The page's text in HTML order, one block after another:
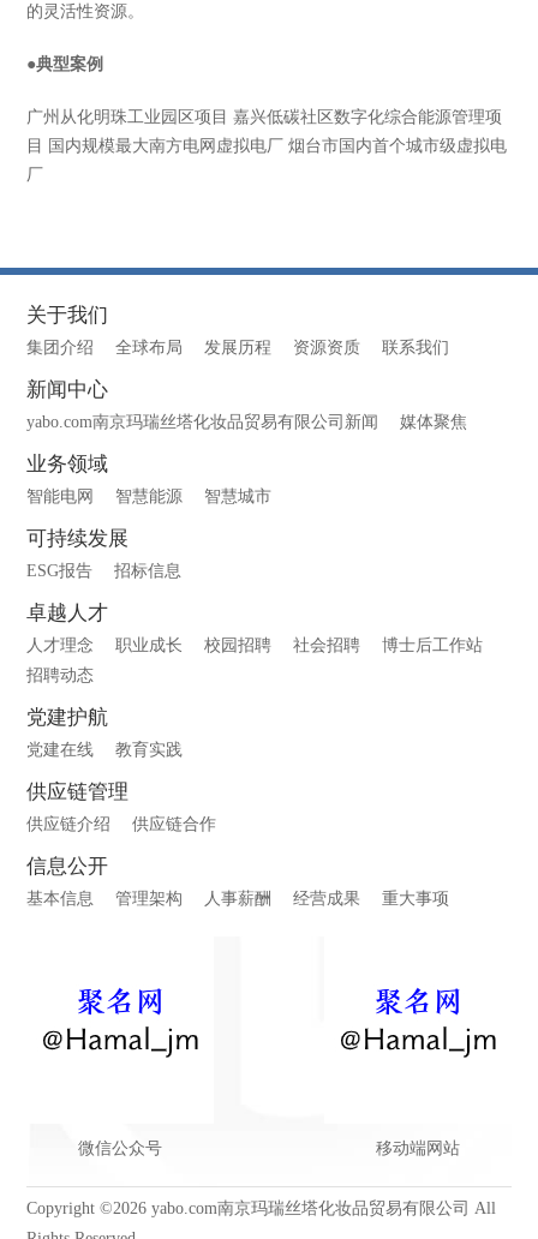
的灵活性资源。
●典型案例
广州从化明珠工业园区项目 嘉兴低碳社区数字化综合能源管理项
目 国内规模最大南方电网虚拟电厂 烟台市国内首个城市级虚拟电
厂
关于我们
集团介绍 全球布局 发展历程 资源资质 联系我们
新闻中心
yabo.com南京玛瑞丝塔化妆品贸易有限公司新闻 媒体聚焦
业务领域
智能电网 智慧能源 智慧城市
可持续发展
ESG报告 招标信息
卓越人才
人才理念 职业成长 校园招聘 社会招聘
博士后工作站
招聘动态
党建护航
党建在线 教育实践
供应链管理
供应链介绍 供应链合作
信息公开
基本信息 管理架构 人事薪酬 经营成果 重大事项
微信公众号 移动端网站
Copyright ©2026 yabo.com南京玛瑞丝塔化妆品贸易有限公司 All